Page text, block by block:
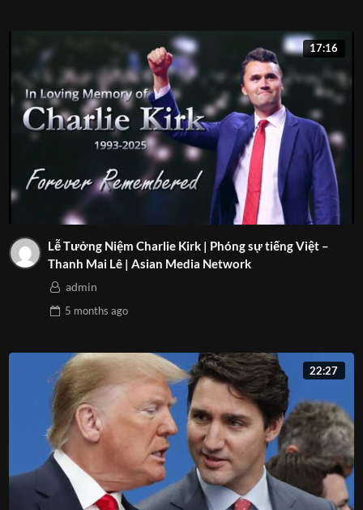
17:16
Lễ Tưởng Niệm Charlie Kirk | Phóng sự tiếng Việt –
Thanh Mai Lê | Asian Media Network
admin
5 months ago
22:27